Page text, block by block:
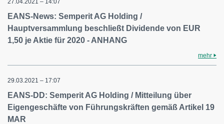
27.04.2021 – 14:07
EANS-News: Semperit AG Holding /
Hauptversammlung beschließt Dividende von EUR
1,50 je Aktie für 2020 - ANHANG
mehr
29.03.2021 – 17:07
EANS-DD: Semperit AG Holding / Mitteilung über
Eigengeschäfte von Führungskräften gemäß Artikel 19
MAR